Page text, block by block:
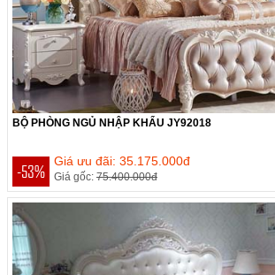
BỘ PHÒNG NGỦ NHẬP KHẨU JY92018
-53% Giá ưu đãi: 35.175.000đ
Giá gốc: 75.400.000đ